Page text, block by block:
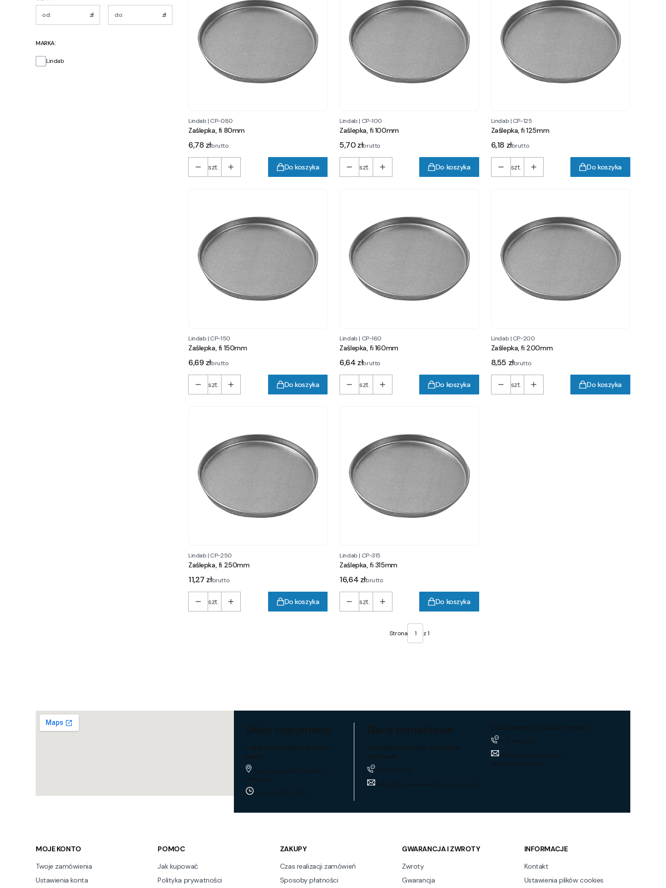
zł zł
MARKA:
MarkaLindab
Lindab | CP-080
Zaślepka, fi 80mm
Cena
6,78 złbrutto
szt. Do koszyka
Lindab | CP-100
Zaślepka, fi 100mm
Cena
5,70 złbrutto
szt. Do koszyka
Lindab | CP-125
Zaślepka, fi 125mm
Cena
6,18 złbrutto
szt. Do koszyka
Lindab | CP-150
Zaślepka, fi 150mm
Cena
6,69 złbrutto
szt. Do koszyka
Lindab | CP-160
Zaślepka, fi 160mm
Cena
6,64 złbrutto
szt. Do koszyka
Lindab | CP-200
Zaślepka, fi 200mm
Cena
8,55 złbrutto
szt. Do koszyka
Lindab | CP-250
Zaślepka, fi 250mm
Cena
11,27 złbrutto
szt. Do koszyka
Lindab | CP-315
Zaślepka, fi 315mm
Cena
16,64 złbrutto
szt. Do koszyka
Strona z 1
Sklep stacjonarny
Lokalizacja sklepu i godziny
pracy
Trakt Lubelski 195, 04-667
Warszawa
Pon-pt: 8:00 - 17:00
Dane kontaktowe
Obsługa zamówień, zapytania
ofertowe
884 024 451
sklep@hurtownia-wentylacyjna.com.pl
Dział techniczny, dobór towaru
574 694 534
techniczny@hurtownia-
wentylacyjna.com.pl
Linki w stopce
MOJE KONTO
Twoje zamówienia
Ustawienia konta
POMOC
Jak kupować
Polityka prywatności
ZAKUPY
Czas realizacji zamówień
Sposoby płatności
GWARANCJA I ZWROTY
Zwroty
Gwarancja
INFORMACJE
Kontakt
Ustawienia plików cookies